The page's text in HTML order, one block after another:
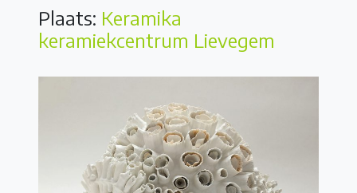
Plaats: Keramika
keramiekcentrum Lievegem